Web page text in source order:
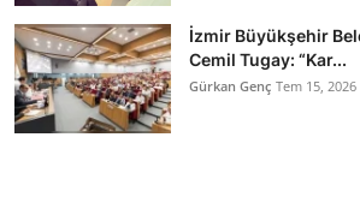
İzmir Büyükşehir
Cemil Tugay: “Kar...
Gürkan Genç Tem 15, 2026